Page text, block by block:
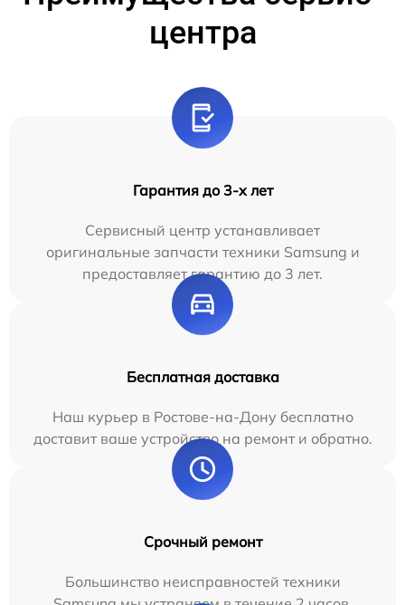
центра
Гарантия до 3-х лет
Сервисный центр устанавливает
оригинальные запчасти техники Samsung и
предоставляет гарантию до 3 лет.
Бесплатная доставка
Наш курьер в Ростове-на-Дону бесплатно
доставит ваше устройство на ремонт и обратно.
Срочный ремонт
Большинство неисправностей техники